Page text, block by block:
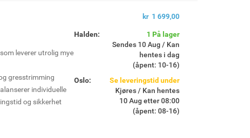
kr 1 699,00
Halden:
1 På lager
Sendes 10 Aug / Kan
hentes i dag
(åpent: 10-16)
Oslo:
Se leveringstid under
Kjøres / Kan hentes
10 Aug etter 08:00
(åpent: 08-16)
leverer utrolig mye
gresstrimming
individuelle
og sikkerhet